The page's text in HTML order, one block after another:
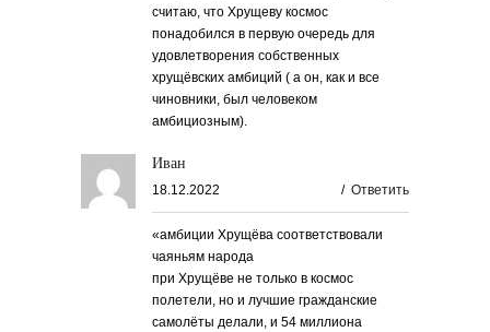
считаю, что Хрущеву космос
понадобился в первую очередь для
удовлетворения собственных
хрущёвских амбиций ( а он, как и все
чиновники, был человеком
амбициозным).
Иван
18.12.2022 / Ответить
«амбиции Хрущёва соответствовали
чаяньям народа
при Хрущёве не только в космос
полетели, но и лучшие гражданские
самолёты делали, и 54 миллиона